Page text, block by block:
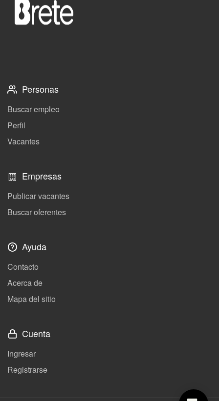
Personas
Buscar empleo
Perfil
Vacantes
Empresas
Publicar vacantes
Buscar oferentes
Ayuda
Contacto
Acerca de
Mapa del sitio
Cuenta
Ingresar
Registrarse